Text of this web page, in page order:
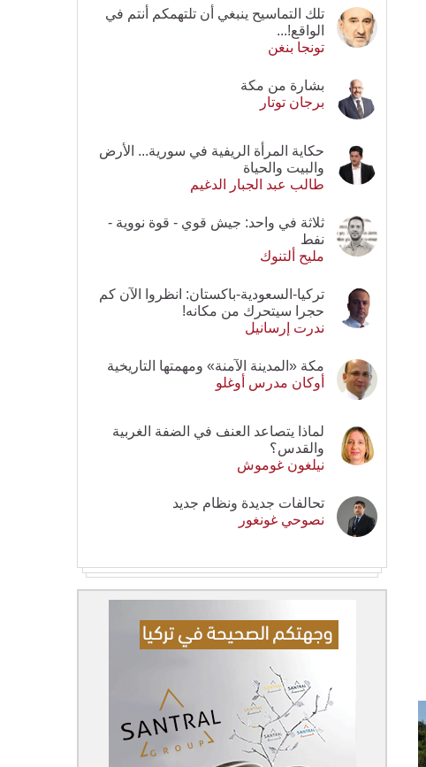
تلك التماسيح ينبغي أن تلتهمكم أنتم في
الواقع!...
تونجا بنغن
بشارة من مكة
برجان توتار
حكاية المرأة الريفية في سورية... الأرض
والبيت والحياة
طالب عبد الجبار الدغيم
ثلاثة في واحد: جيش قوي - قوة نووية -
نفط
مليح ألتنوك
تركيا-السعودية-باكستان: انظروا الآن كم
حجرا سيتحرك من مكانه!
ندرت إرسانيل
مكة «المدينة الآمنة» ومهمتها التاريخية
أوكان مدرس أوغلو
لماذا يتصاعد العنف في الضفة الغربية
والقدس؟
نيلغون غوموش
تحالفات جديدة ونظام جديد
نصوحي غونغور